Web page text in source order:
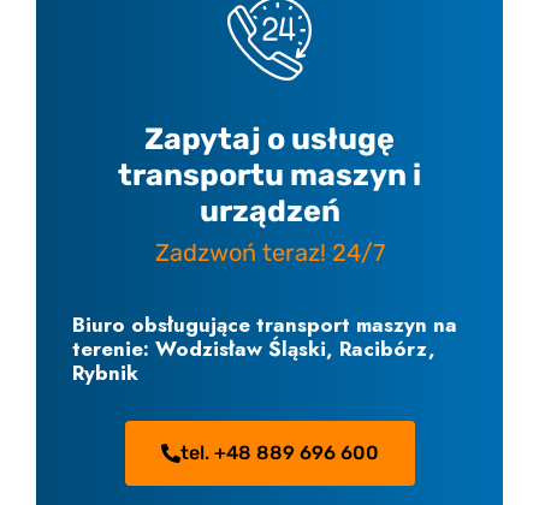
Zapytaj o usługę
transportu maszyn i
urządzeń
Zadzwoń teraz! 24/7
Biuro obsługujące transport maszyn na
terenie: Wodzisław Śląski, Racibórz,
Rybnik
tel. +48 889 696 600